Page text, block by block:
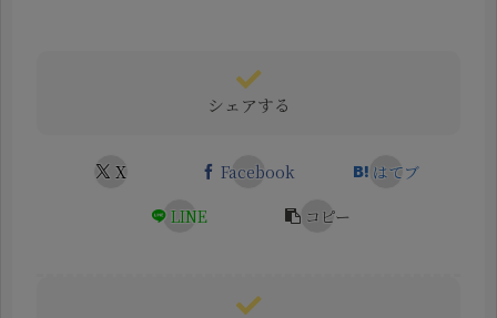
シェアする
X Facebook
はてブ
LINE
コピー